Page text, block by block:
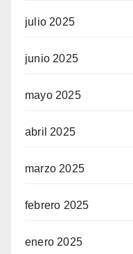
julio 2025
junio 2025
mayo 2025
abril 2025
marzo 2025
febrero 2025
enero 2025